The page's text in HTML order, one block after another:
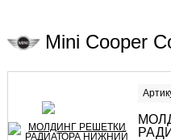
Mini Cooper